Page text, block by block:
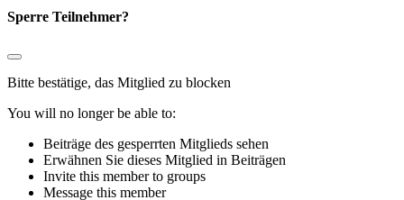
Sperre Teilnehmer?
Bitte bestätige, das Mitglied zu blocken
You will no longer be able to:
Beiträge des gesperrten Mitglieds sehen
Erwähnen Sie dieses Mitglied in Beiträgen
Invite this member to groups
Message this member